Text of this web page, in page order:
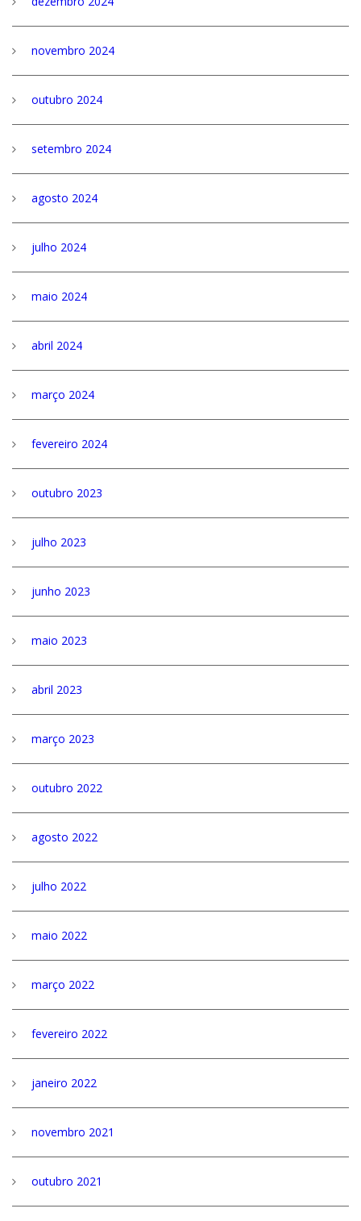
novembro 2024
outubro 2024
setembro 2024
agosto 2024
julho 2024
maio 2024
abril 2024
março 2024
fevereiro 2024
outubro 2023
julho 2023
junho 2023
maio 2023
abril 2023
março 2023
outubro 2022
agosto 2022
julho 2022
maio 2022
março 2022
fevereiro 2022
janeiro 2022
novembro 2021
outubro 2021